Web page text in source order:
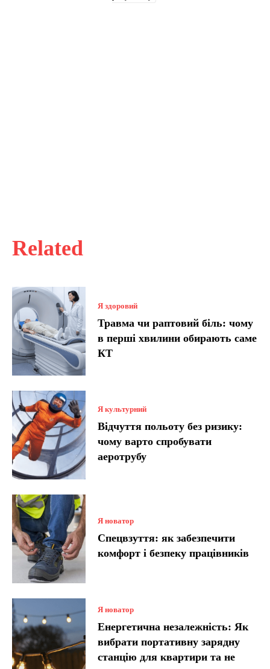
Related
Я здоровий
Травма чи раптовий біль: чому
в перші хвилини обирають саме
КТ
Я культурний
Відчуття польоту без ризику:
чому варто спробувати
аеротрубу
Я новатор
Спецвзуття: як забезпечити
комфорт і безпеку працівників
Я новатор
Енергетична незалежність: Як
вибрати портативну зарядну
станцію для квартири та не